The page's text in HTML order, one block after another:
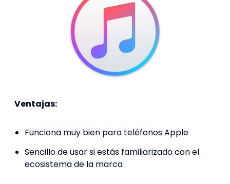
Ventajas:
Funciona muy bien para teléfonos Apple
Sencillo de usar si estás familiarizado con el
ecosistema de la marca